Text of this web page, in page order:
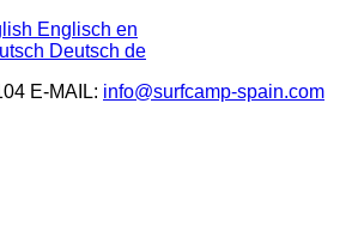
Englisch en
Deutsch de
E-MAIL: info@surfcamp-spain.com